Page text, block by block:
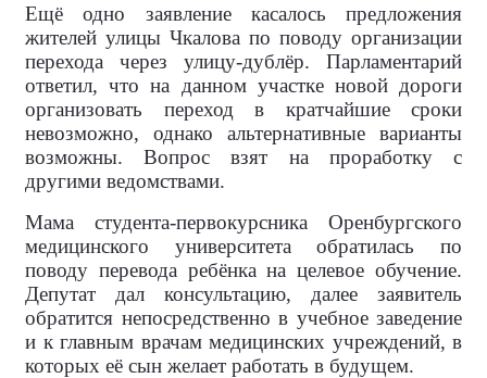
Ещё одно заявление касалось предложения
жителей улицы Чкалова по поводу организации
перехода через улицу-дублёр. Парламентарий
ответил, что на данном участке новой дороги
организовать переход в кратчайшие сроки
невозможно, однако альтернативные варианты
возможны. Вопрос взят на проработку с
другими ведомствами.
Мама студента-первокурсника Оренбургского
медицинского университета обратилась по
поводу перевода ребёнка на целевое обучение.
Депутат дал консультацию, далее заявитель
обратится непосредственно в учебное заведение
и к главным врачам медицинских учреждений, в
которых её сын желает работать в будущем.